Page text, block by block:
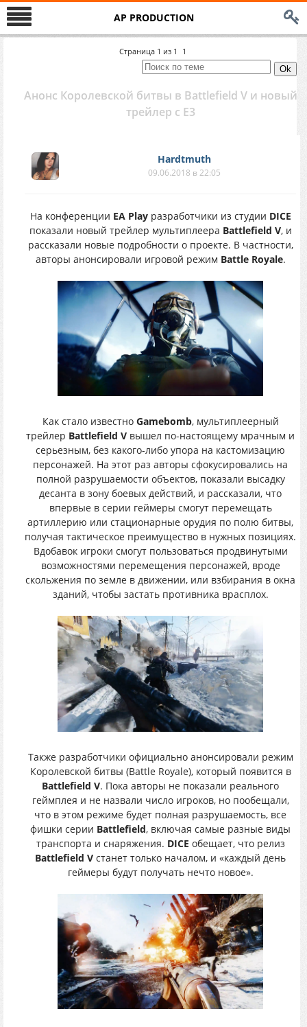
AP PRODUCTION
Страница 1 из 1 1
Анонс Королевской битвы в Battlefield V и новый
трейлер с E3
Hardtmuth
09.06.2018 в 22:05
На конференции EA Playразработчики из студии DICE
показали новый трейлер мультиплеера Battlefield V, и
рассказали новые подробности о проекте. В частности,
авторы анонсировали игровой режим Battle Royale.
Как стало известно Gamebomb, мультиплеерный
трейлер Battlefield V вышел по-настоящему мрачным и
серьезным, без какого-либо упора на кастомизацию
персонажей. На этот раз авторы сфокусировались на
полной разрушаемости объектов, показали высадку
десанта в зону боевых действий, и рассказали, что
впервые в серии геймеры смогут перемещать
артиллерию или стационарные орудия по полю битвы,
получая тактическое преимущество в нужных позициях.
Вдобавок игроки смогут пользоваться продвинутыми
возможностями перемещения персонажей, вроде
скольжения по земле в движении, или взбирания в окна
зданий, чтобы застать противника врасплох.
Также разработчики официально анонсировали режим
Королевской битвы (Battle Royale), который появится в
Battlefield V. Пока авторы не показали реального
геймплея и не назвали число игроков, но пообещали,
что в этом режиме будет полная разрушаемость, все
фишки серии Battlefield, включая самые разные виды
транспорта и снаряжения. DICE обещает, что релиз
Battlefield V станет только началом, и «каждый день
геймеры будут получать нечто новое».